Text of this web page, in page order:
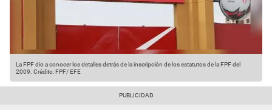
La FPF dio a conocer los detalles detrás de la inscripción de los estatutos de la FPF del
2009. Crédito: FPF/ EFE